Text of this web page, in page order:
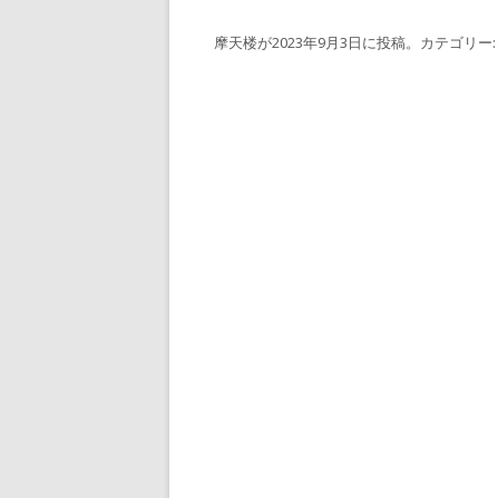
摩天楼が2023年9月3日に投稿。カテゴリー: